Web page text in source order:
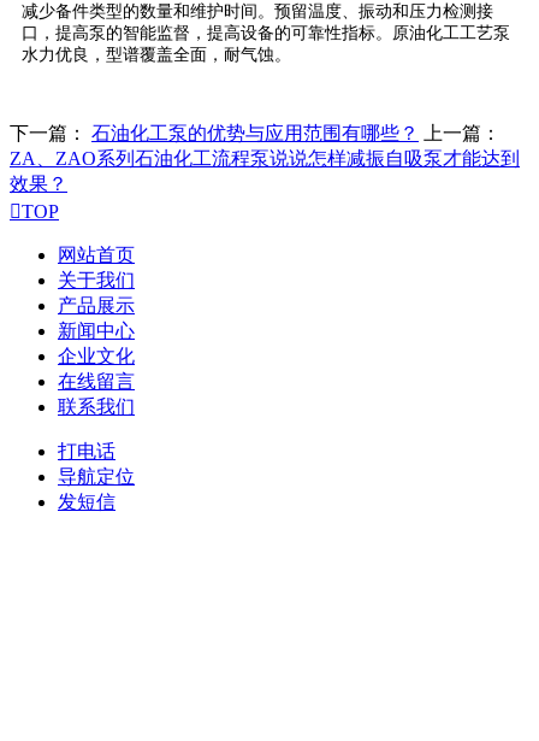
减少备件类型的数量和维护时间。预留温度、振动和压力检测接
口，提高泵的智能监督，提高设备的可靠性指标。原油化工工艺泵
水力优良，型谱覆盖全面，耐气蚀。
下一篇： 石油化工泵的优势与应用范围有哪些？
上一篇：
ZA、ZAO系列石油化工流程泵说说怎样减振自吸泵才能达到
效果？
TOP
网站首页
关于我们
产品展示
新闻中心
企业文化
在线留言
联系我们
打电话
导航定位
发短信